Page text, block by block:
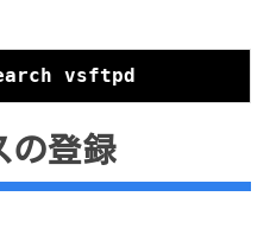
vsftpd
の登録